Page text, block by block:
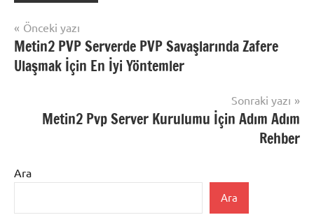
Yazı
gezinmesi
Önceki yazı
Metin2 PVP Serverde PVP Savaşlarında Zafere
Ulaşmak İçin En İyi Yöntemler
Sonraki yazı
Metin2 Pvp Server Kurulumu İçin Adım Adım
Rehber
Ara
Ara